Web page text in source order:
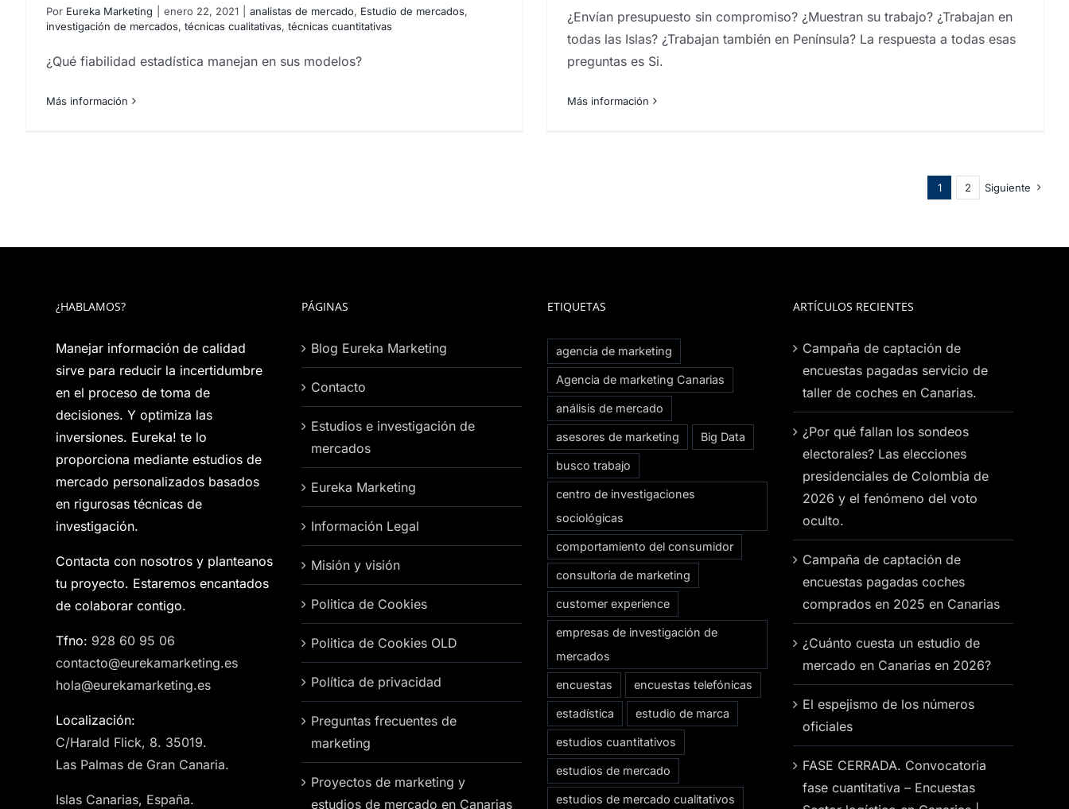
Por Eureka Marketing enero 22, 2021 analistas de mercado, Estudio de mercados,
investigación de mercados, técnicas cualitativas, técnicas cuantitativas
¿Qué fiabilidad estadística manejan en sus modelos?
Más información
¿Envían presupuesto sin compromiso? ¿Muestran su trabajo? ¿Trabajan en
todas las Islas? ¿Trabajan también en Península? La respuesta a todas esas
preguntas es Si.
Más información
1 2 Siguiente
¿HABLAMOS?
Manejar información de calidad
sirve para reducir la incertidumbre
en el proceso de toma de
decisiones. Y optimiza las
inversiones. Eureka! te lo
proporciona mediante estudios de
mercado personalizados basados
en rigurosas técnicas de
investigación.
Contacta con nosotros y planteanos
tu proyecto. Estaremos encantados
de colaborar contigo.
Tfno: 928 60 95 06
contacto@eurekamarketing.es
hola@eurekamarketing.es
Localización:
C/Harald Flick, 8. 35019.
Las Palmas de Gran Canaria.
Islas Canarias, España.
PÁGINAS
Blog Eureka Marketing
Contacto
Estudios e investigación de
mercados
Eureka Marketing
Información Legal
Misión y visión
Politica de Cookies
Politica de Cookies OLD
Política de privacidad
Preguntas frecuentes de
marketing
Proyectos de marketing y
estudios de mercado en Canarias
ETIQUETAS
agencia de marketing
Agencia de marketing Canarias
análisis de mercado
asesores de marketing Big Data
busco trabajo
centro de investigaciones
sociológicas
comportamiento del consumidor
consultoría de marketing
customer experience
empresas de investigación de
mercados
encuestas encuestas telefónicas
estadística estudio de marca
estudios cuantitativos
estudios de mercado
estudios de mercado cualitativos
ARTÍCULOS RECIENTES
Campaña de captación de
encuestas pagadas servicio de
taller de coches en Canarias.
¿Por qué fallan los sondeos
electorales? Las elecciones
presidenciales de Colombia de
2026 y el fenómeno del voto
oculto.
Campaña de captación de
encuestas pagadas coches
comprados en 2025 en Canarias
¿Cuánto cuesta un estudio de
mercado en Canarias en 2026?
El espejismo de los números
oficiales
FASE CERRADA. Convocatoria
fase cuantitativa – Encuestas